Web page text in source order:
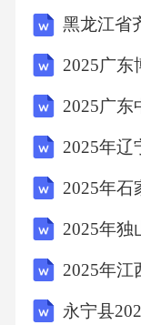
合数据大小选
始时间＋经过
体重是27千克
约走15分钟到
35。【点睛】
5、4306【分
时，可以组成
401、410。则